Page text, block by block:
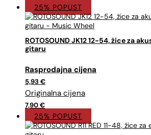
25% POPUST
ROTOSOUND JK12 12-54, žice za
gitaru
7,90€
Izvorna
cijena
bila
je:
7,90 €.
5,93 €
Trenutna
cijena
je:
5,93 €.
25% POPUST